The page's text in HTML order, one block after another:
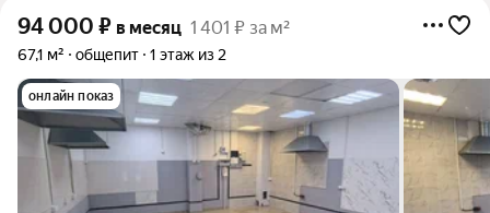
94 000 ₽ в месяц 1 401 ₽ за м²
67,1 м² общепит 1 этаж из 2
онлайн показ